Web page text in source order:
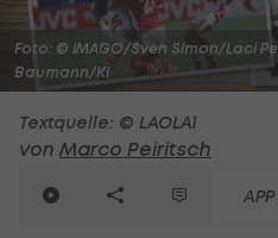
Foto: © IMAGO/Sven Simon/Laci
Baumann/KI
Textquelle: © LAOLA1
von Marco Peiritsch
APP